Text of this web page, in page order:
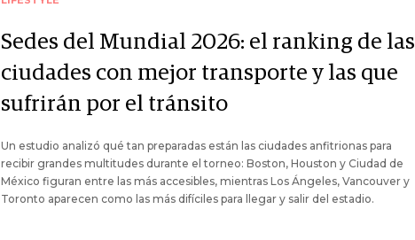
Sedes del Mundial 2026: el ranking de las
ciudades con mejor transporte y las que
sufrirán por el tránsito
Un estudio analizó qué tan preparadas están las ciudades anfitrionas para
recibir grandes multitudes durante el torneo: Boston, Houston y Ciudad de
México figuran entre las más accesibles, mientras Los Ángeles, Vancouver y
Toronto aparecen como las más difíciles para llegar y salir del estadio.